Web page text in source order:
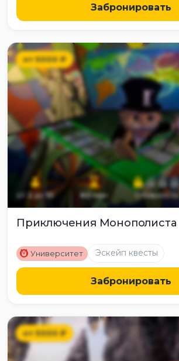
Забронировать
от5000₽
от 2до 10 60мин сложность
Приключения Монополиста
M Университет Эскейп квесты
Забронировать
от5000₽